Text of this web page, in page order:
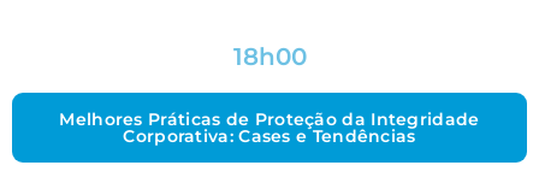
18h00
Melhores Práticas de Proteção da Integridade
Corporativa: Cases e Tendências